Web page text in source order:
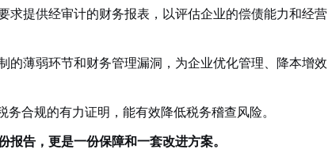
求提供经审计的财务报表，以评估企业的偿债能力和经营
的薄弱环节和财务管理漏洞，为企业优化管理、降本增效
务合规的有力证明，能有效降低税务稽查风险。
告，更是一份保障和一套改进方案。